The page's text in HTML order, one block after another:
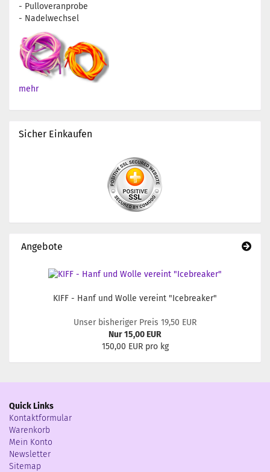
- Pulloveranprobe
- Nadelwechsel
mehr
Sicher Einkaufen
Angebote
KIFF - Hanf und Wolle vereint "Icebreaker"
Unser bisheriger Preis 19,50 EUR
Nur 15,00 EUR
150,00 EUR pro kg
Quick Links
Kontaktformular
Warenkorb
Mein Konto
Newsletter
Sitemap